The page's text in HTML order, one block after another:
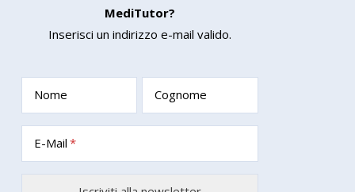
MediTutor?
Inserisci un indirizzo e-mail valido.
Nome Cognome
E-Mail